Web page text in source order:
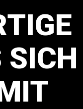
SICH